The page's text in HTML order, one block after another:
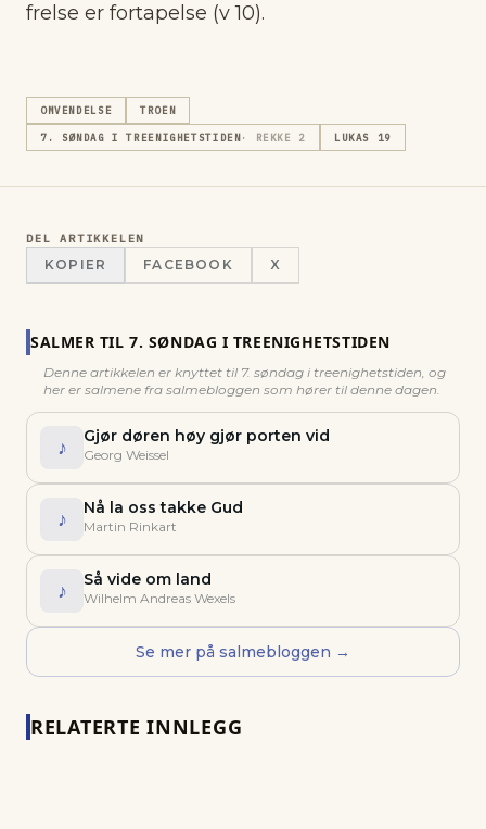
frelse er fortapelse (v 10).
OMVENDELSE TROEN
7. SØNDAG I TREENIGHETSTIDEN· REKKE 2 LUKAS 19
DEL ARTIKKELEN
KOPIER FACEBOOK X
SALMER TIL7. SØNDAG I TREENIGHETSTIDEN
Denne artikkelen er knyttet til 7. søndag i treenighetstiden, og
her er salmene fra salmebloggen som hører til denne dagen.
♪ Gjør døren høy gjør porten vid
Georg Weissel
♪ Nå la oss takke Gud
Martin Rinkart
♪ Så vide om land
Wilhelm Andreas Wexels
Se mer på salmebloggen →
RELATERTE INNLEGG